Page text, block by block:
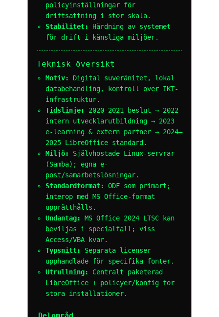
policyinställningar för
driftsättning i stor skala.
Stabilitet: Härdning av systemet
för drift i känsliga miljöer.
Teknisk översikt
Motiv: Digital suveränitet, lokal
databehandling, kontroll över IKT-
infrastruktur.
Tidslinje: 2020–2021 beslut → 2022
intern utvecklarutbildning → 2023
e-learning & extern partner → 2024–
2025 LibreOffice standard.
Miljö: Självhostade Linux-servrar
(Samba); egna e-
post/samarbetslösningar.
Standardformat: ODF som primärt;
interop med MS Office-format
upprätthålls.
Undantag: MS Office 2024 LTSC kan
beviljas i specialfall; viss
Access/VBA kvar.
Typsnitt: Separata licenser
upphandlade för specifika fonter.
Utrullning: Centralt paketerad
LibreOffice + policyer/konfig för
stora installationer.